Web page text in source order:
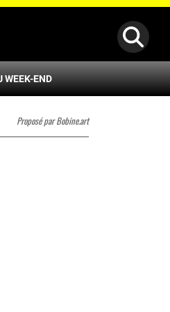
WEEK-END
Proposé par Bobine.art